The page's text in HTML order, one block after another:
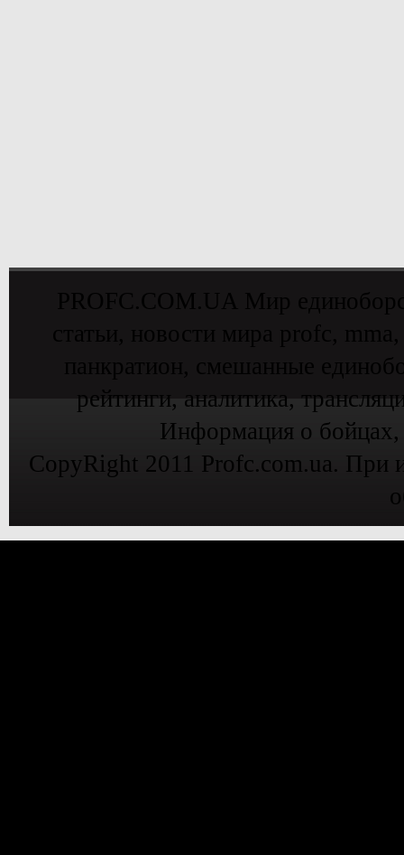
рейтинги, аналитика,
Информация о
CopyRight 2011 Profc.com.ua. При